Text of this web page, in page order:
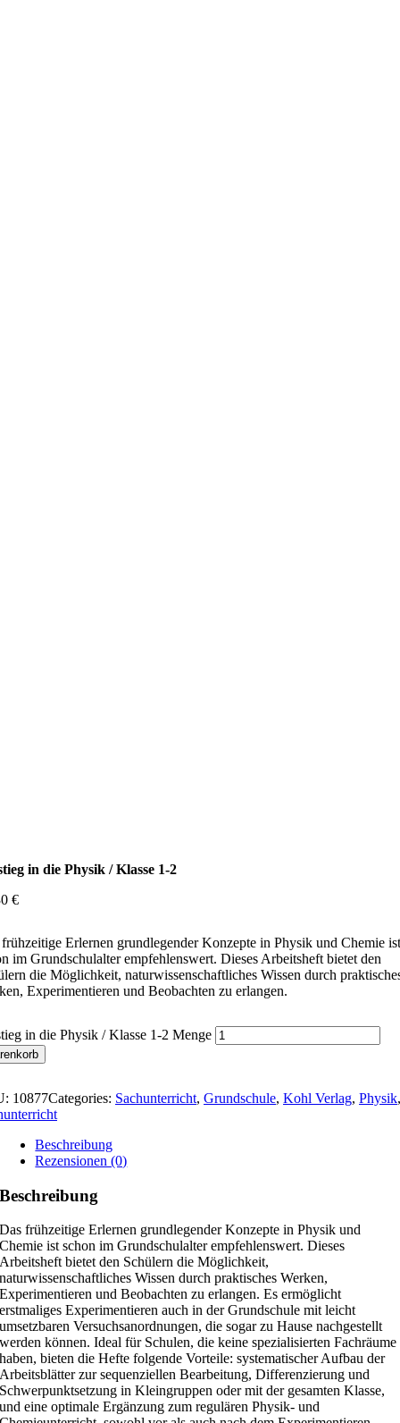
in die Physik / Klasse 1-2
€
Erlernen grundlegender Konzepte in Physik und Chemie ist
im Grundschulalter empfehlenswert. Dieses Arbeitsheft bietet den
die Möglichkeit, naturwissenschaftliches Wissen durch
Experimentieren und Beobachten zu erlangen.
in die Physik / Klasse 1-2 Menge
10877Categories: Sachunterricht, Grundschule, Kohl Verlag, Physik,
Beschreibung
Rezensionen (0)
Beschreibung
Das frühzeitige Erlernen grundlegender Konzepte in Physik und
Chemie ist schon im Grundschulalter empfehlenswert. Dieses
Arbeitsheft bietet den Schülern die Möglichkeit,
naturwissenschaftliches Wissen durch praktisches Werken,
Experimentieren und Beobachten zu erlangen. Es ermöglicht
erstmaliges Experimentieren auch in der Grundschule mit leicht
umsetzbaren Versuchsanordnungen, die sogar zu Hause nachgestellt
werden können. Ideal für Schulen, die keine spezialisierten Fachräume
haben, bieten die Hefte folgende Vorteile: systematischer Aufbau der
Arbeitsblätter zur sequenziellen Bearbeitung, Differenzierung und
Schwerpunktsetzung in Kleingruppen oder mit der gesamten Klasse,
und eine optimale Ergänzung zum regulären Physik- und